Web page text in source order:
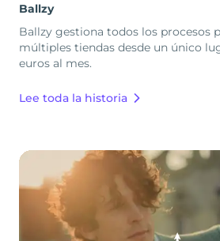
Ballzy
Ballzy gestiona todos los procesos
múltiples tiendas desde un único
euros al mes.
Lee toda la historia